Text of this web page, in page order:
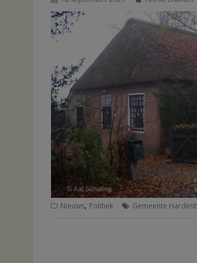
Nieuws, Politiek Gemeente